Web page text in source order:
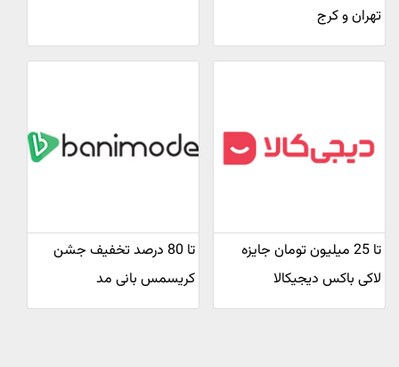
تهران و کرج
تا 25 میلیون تومان جایزه
لاکی باکس دیجیکالا
تا 80 درصد تخفیف جشن
کریسمس بانی مد